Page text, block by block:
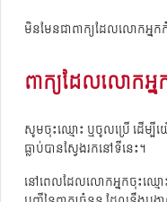
មិនមែនជាពាក្យដែលលោកអ្នក
ពាក្យដែលលោកអ្ន
សូមចុះឈ្មោះ ឬចូលប្រើ ដើម្បីយ
ធ្លាប់បានស្វែងរកនៅទីនេះ។
នៅពេលដែលលោកអ្នកចុះឈ្ម